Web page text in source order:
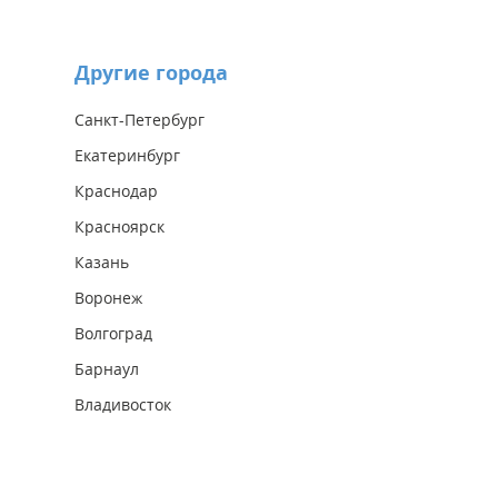
Другие города
Санкт-Петербург
Екатеринбург
Краснодар
Красноярск
Казань
Воронеж
Волгоград
Барнаул
Владивосток